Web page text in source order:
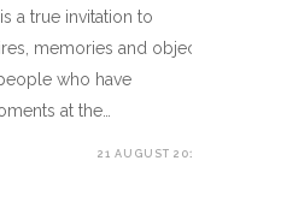
a true invitation to
memories and objects
who have
at the…
21 AUGUST 2019